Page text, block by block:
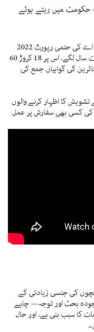
حکومت میں رہتے ہوئے
یہ یاد رکھنا ضروری ہے کہ آئی آئی سی ایس اے کی حتمی رپورٹ 2022
میں شائع ہوئی تھی، جس کی تیاری میں سات سال لگے، اس پر 18 کروڑ 60
کی گواہیاں جمع کی
کا اظہار کرنے والوں
کی کسی بھی سفارش پر عمل
کی جنسی زیادتی کے
بحث اور توجہ— چاہے
کا سبب بنی ہے، اور حال